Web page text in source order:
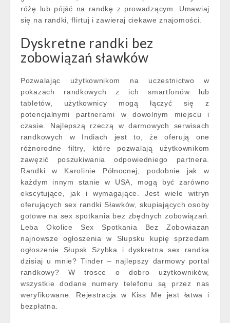
różę lub pójść na randkę z prowadzącym. Umawiaj
się na randki, flirtuj i zawieraj ciekawe znajomości.
Dyskretne randki bez
zobowiązań sławków
Pozwalając użytkownikom na uczestnictwo w
pokazach randkowych z ich smartfonów lub
tabletów, użytkownicy mogą łączyć się z
potencjalnymi partnerami w dowolnym miejscu i
czasie. Najlepszą rzeczą w darmowych serwisach
randkowych w Indiach jest to, że oferują one
różnorodne filtry, które pozwalają użytkownikom
zawęzić poszukiwania odpowiedniego partnera.
Randki w Karolinie Północnej, podobnie jak w
każdym innym stanie w USA, mogą być zarówno
ekscytujące, jak i wymagające. Jest wiele witryn
oferujących sex randki Sławków, skupiających osoby
gotowe na sex spotkania bez zbędnych zobowiązań.
Leba Okolice Sex Spotkania Bez Zobowiazan
najnowsze ogłoszenia w Słupsku kupię sprzedam
ogłoszenie Słupsk Szybka i dyskretna sex randka
dzisiaj u mnie? Tinder – najlepszy darmowy portal
randkowy? W trosce o dobro użytkowników,
wszystkie dodane numery telefonu są przez nas
weryfikowane. Rejestracja w Kiss Me jest łatwa i
bezpłatna.